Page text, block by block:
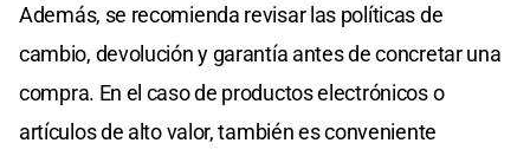
Además, se recomienda revisar las políticas de
cambio, devolución y garantía antes de concretar una
compra. En el caso de productos electrónicos o
artículos de alto valor, también es conveniente